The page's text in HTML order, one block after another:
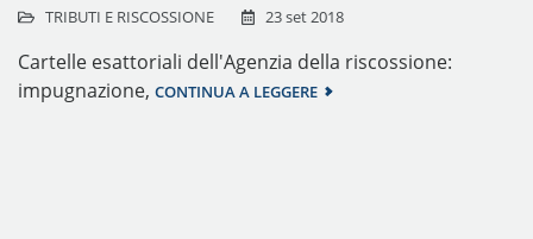
TRIBUTI E RISCOSSIONE 23 set 2018
Cartelle esattoriali dell'Agenzia della riscossione:
impugnazione, CONTINUA A LEGGERE